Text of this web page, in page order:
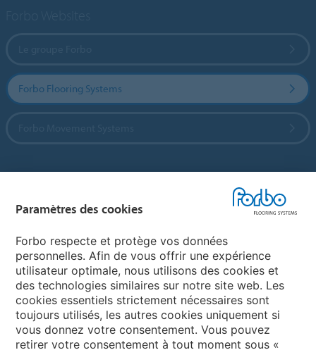
Forbo Flooring Systems
My Forbo
LEXIQUE
PLAN DU SITE
Paramètres des cookies
Forbo respecte et protège vos données
personnelles. Afin de vous offrir une expérience
utilisateur optimale, nous utilisons des cookies et
des technologies similaires sur notre site web. Les
cookies essentiels strictement nécessaires sont
toujours utilisés, les autres cookies uniquement si
vous donnez votre consentement. Vous pouvez
retirer votre consentement à tout moment sous «